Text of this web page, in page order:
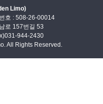
Limo)
호 : 508-26-00014
로 157번길 53
944-2430
All Rights Reserved.